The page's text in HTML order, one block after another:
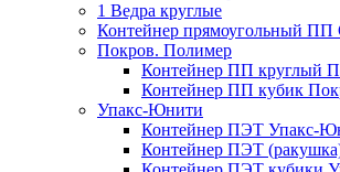
1 Ведра круглые
Контейнер прямоугольный ПП
Покров. Полимер
Контейнер ПП круглый
Контейнер ПП кубик
Упакс-Юнити
Контейнер ПЭТ
Контейнер ПЭТ